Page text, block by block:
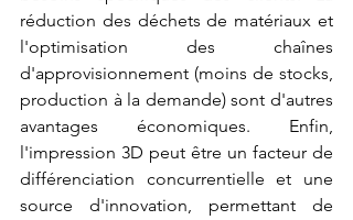
réduction des déchets de matériaux et
l'optimisation des chaînes
d'approvisionnement (moins de stocks,
production à la demande) sont d'autres
avantages économiques. Enfin,
l'impression 3D peut être un facteur de
différenciation concurrentielle et une
source d'innovation, permettant de